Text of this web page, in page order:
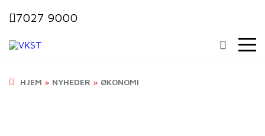
7027 9000
HJEM » NYHEDER » ØKONOMI